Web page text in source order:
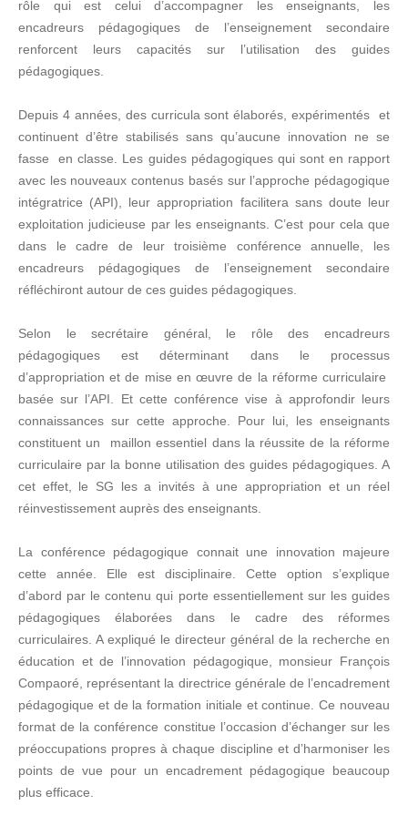
rôle qui est celui d’accompagner les enseignants, les
encadreurs pédagogiques de l’enseignement secondaire
renforcent leurs capacités sur l’utilisation des guides
pédagogiques.
Depuis 4 années, des curricula sont élaborés, expérimentés et
continuent d’être stabilisés sans qu’aucune innovation ne se
fasse en classe. Les guides pédagogiques qui sont en rapport
avec les nouveaux contenus basés sur l’approche pédagogique
intégratrice (API), leur appropriation facilitera sans doute leur
exploitation judicieuse par les enseignants. C’est pour cela que
dans le cadre de leur troisième conférence annuelle, les
encadreurs pédagogiques de l’enseignement secondaire
réfléchiront autour de ces guides pédagogiques.
Selon le secrétaire général, le rôle des encadreurs
pédagogiques est déterminant dans le processus
d’appropriation et de mise en œuvre de la réforme curriculaire
basée sur l’API. Et cette conférence vise à approfondir leurs
connaissances sur cette approche. Pour lui, les enseignants
constituent un maillon essentiel dans la réussite de la réforme
curriculaire par la bonne utilisation des guides pédagogiques. A
cet effet, le SG les a invités à une appropriation et un réel
réinvestissement auprès des enseignants.
La conférence pédagogique connait une innovation majeure
cette année. Elle est disciplinaire. Cette option s’explique
d’abord par le contenu qui porte essentiellement sur les guides
pédagogiques élaborées dans le cadre des réformes
curriculaires. A expliqué le directeur général de la recherche en
éducation et de l’innovation pédagogique, monsieur François
Compaoré, représentant la directrice générale de l’encadrement
pédagogique et de la formation initiale et continue. Ce nouveau
format de la conférence constitue l’occasion d’échanger sur les
préoccupations propres à chaque discipline et d’harmoniser les
points de vue pour un encadrement pédagogique beaucoup
plus efficace.